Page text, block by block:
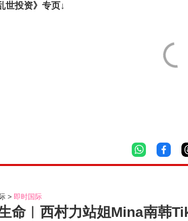
世投资》专页↓
即时国际
命︱西村力站姐Mina南韩